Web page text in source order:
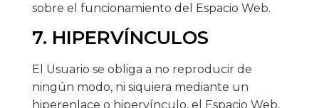
sobre el funcionamiento del Espacio Web.
7. HIPERVÍNCULOS
El Usuario se obliga a no reproducir de
ningún modo, ni siquiera mediante un
hiperenlace o hipervínculo, el Espacio Web,